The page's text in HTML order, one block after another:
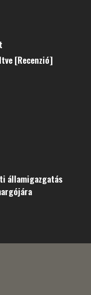
[Recenzió]
államigazgatás